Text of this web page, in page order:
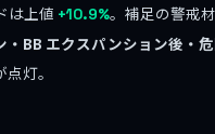
は上値 +10.9%。補足の警戒
・BB エクスパンション後・
点灯。